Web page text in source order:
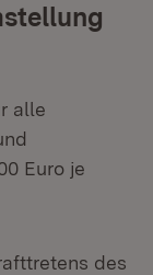
alle
Euro je
des